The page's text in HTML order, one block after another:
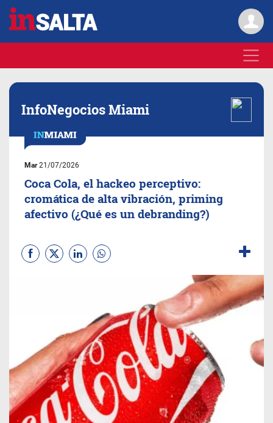
InfoNegocios Miami
Mar21/07/2026
Coca Cola, el hackeo perceptivo:
cromática de alta vibración, priming
afectivo (¿Qué es un debranding?)